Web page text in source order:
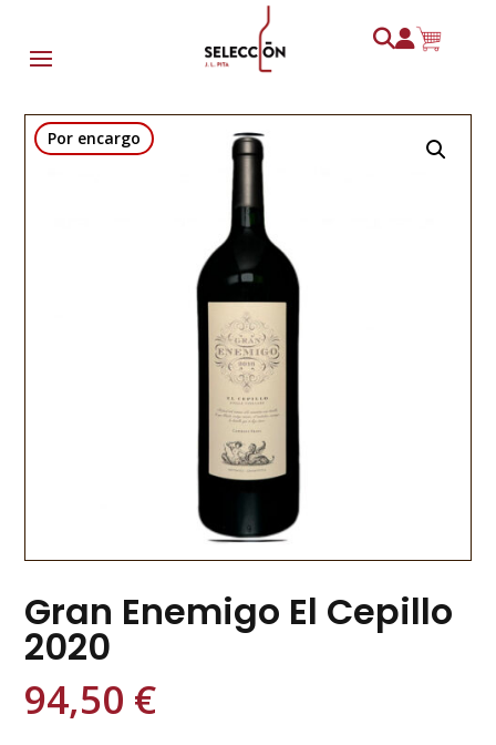
Por encargo
Gran Enemigo El Cepillo
2020
94,50 €